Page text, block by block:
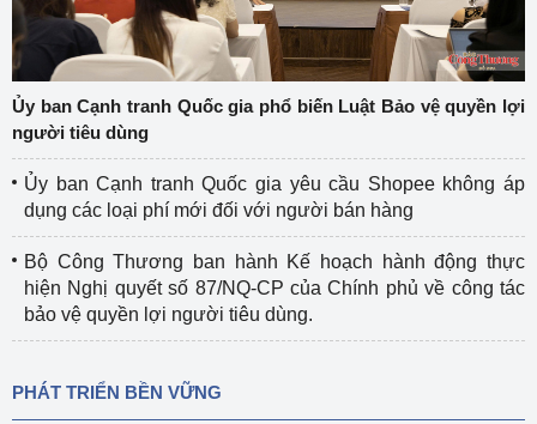
Ủy ban Cạnh tranh Quốc gia phổ biến Luật Bảo vệ quyền lợi
người tiêu dùng
Ủy ban Cạnh tranh Quốc gia yêu cầu Shopee không áp
dụng các loại phí mới đối với người bán hàng
Bộ Công Thương ban hành Kế hoạch hành động thực
hiện Nghị quyết số 87/NQ-CP của Chính phủ về công tác
bảo vệ quyền lợi người tiêu dùng.
PHÁT TRIỂN BỀN VỮNG